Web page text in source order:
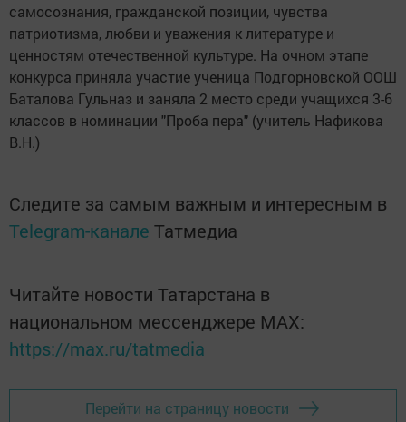
самосознания, гражданской позиции, чувства
патриотизма, любви и уважения к литературе и
ценностям отечественной культуре. На очном этапе
конкурса приняла участие ученица Подгорновской ООШ
Баталова Гульназ и заняла 2 место среди учащихся 3-6
классов в номинации "Проба пера" (учитель Нафикова
В.Н.)
Следите за самым важным и интересным в
Telegram-канале Татмедиа
Читайте новости Татарстана в
национальном мессенджере MАХ:
https://max.ru/tatmedia
Перейти на страницу новости